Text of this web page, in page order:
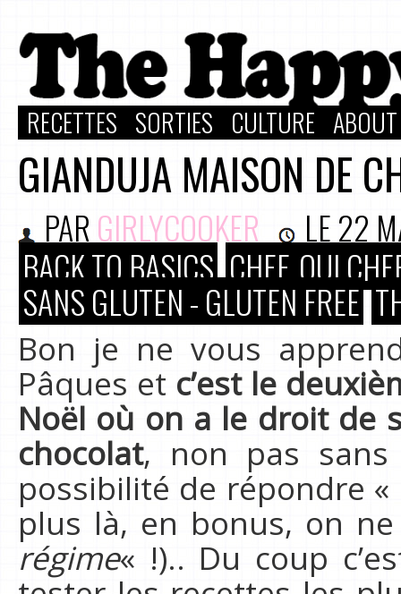
RECETTES SORTIES CULTURE
GIANDUJA MAISON DE
PAR GIRLYCOOKER LE22
BACK TO BASICS CHEF, OUI
SANS GLUTEN - GLUTEN FREE
Bon je ne vous
Pâques et c’est le
Noël où on a le droit de
chocolat, non pas sans
possibilité de répondre «
plus là, en bonus, on
régime« !).. Du coup